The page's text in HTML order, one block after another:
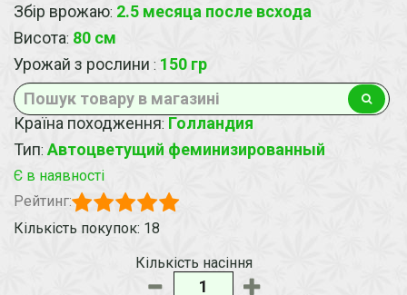
Збір врожаю: 2.5 месяца после всхода
Висота: 80 см
Урожай з рослини : 150 гр
Країна походження: Голландия
Тип: Автоцветущий феминизированный
Є в наявності
Рейтинг:
Кількість покупок: 18
Кількість насіння